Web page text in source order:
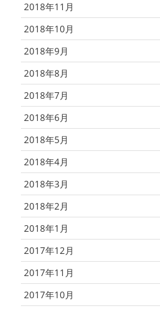
2018年11月
2018年10月
2018年9月
2018年8月
2018年7月
2018年6月
2018年5月
2018年4月
2018年3月
2018年2月
2018年1月
2017年12月
2017年11月
2017年10月